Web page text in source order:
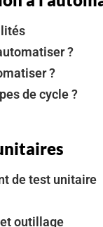
?
?
de cycle ?
de test unitaire
outillage